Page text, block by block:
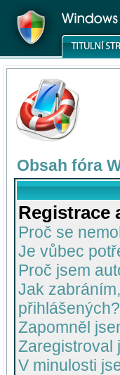
Obsah fóra
Registrace
Proč se
Je vůbec
Proč jsem
Jak
přihlášených?
Zapomněl
Zaregistroval
V minulosti